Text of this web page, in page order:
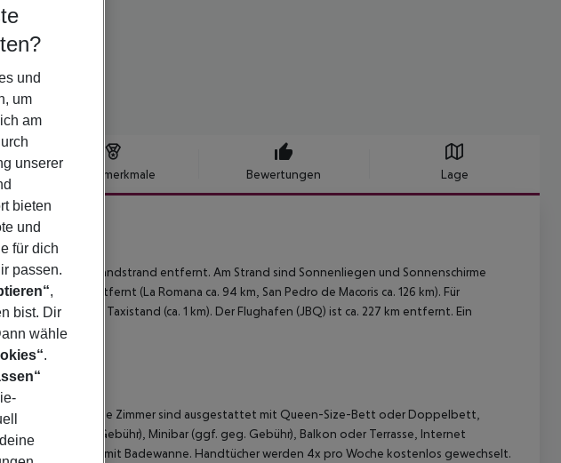
Hotelmerkmale Bewertungen Lage
m vom privaten Sandstrand entfernt. Am Strand sind Sonnenliegen und Sonnenschirme
ist ca. 60 km entfernt (La Romana ca. 94 km, San Pedro de Macoris ca. 126 km). Für
auch ein Taxistand (ca. 1 km). Der Flughafen (JBQ) ist ca. 227 km entfernt. Ein
oder Terrasse): Die Zimmer sind ausgestattet mit Queen-Size-Bett oder Doppelbett,
(ggf. geg. Gebühr), Minibar (ggf. geg. Gebühr), Balkon oder Terrasse, Internet
TV. Badezimmer mit Badewanne. Handtücher werden 4x pro Woche kostenlos gewechselt.
und
um
am
unserer
bieten
und
für dich
passen.
,
bist. Dir
wähle
.